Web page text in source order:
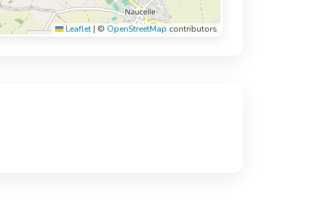
Leaflet | © OpenStreetMapcontributors